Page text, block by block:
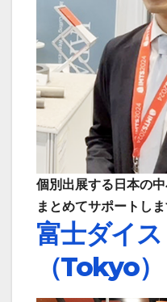
個別出展する日本の
まとめてサポートしま
富士ダイス
（Tokyo）